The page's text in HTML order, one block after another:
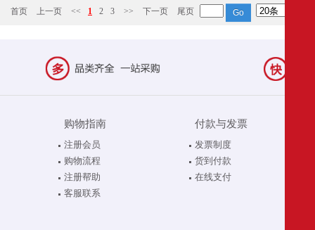
首页 上一页 << 1 2 3 >> 下一页 尾页
购物指南
注册会员
购物流程
注册帮助
客服联系
付款与发票
发票制度
货到付款
在线支付